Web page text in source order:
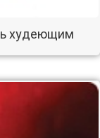
худеющим